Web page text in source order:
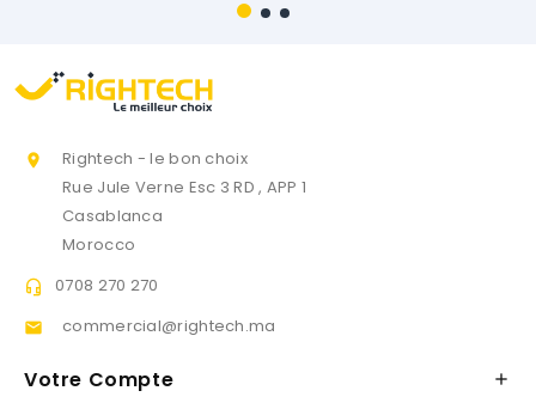

Rightech - le bon choix
Rue Jule Verne Esc 3 RD , APP 1
Casablanca
Morocco
 0708 270 270
 commercial@rightech.ma
Votre Compte 